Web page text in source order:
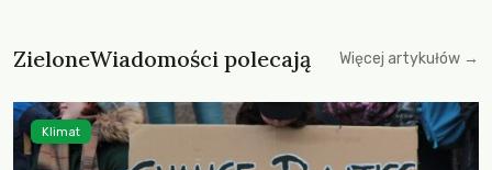
ZieloneWiadomości polecają Więcej artykułów →
Klimat